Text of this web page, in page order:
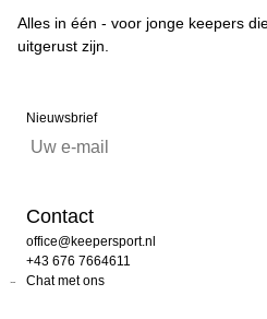
Alles in één - voor jonge keepers
uitgerust zijn.
Nieuwsbrief
Contact
office@keepersport.nl
+43 676 7664611
Chat met ons